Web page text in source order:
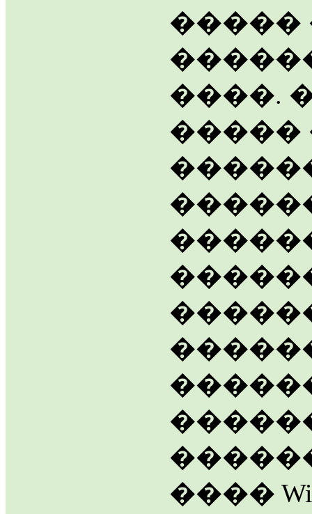
�����
����.
�����
����